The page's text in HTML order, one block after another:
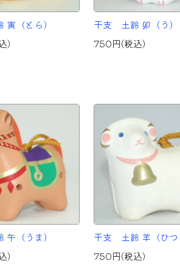
（とら）
)
干支 土鈴 卯（う）
750円(税込)
（うま）
)
干支 土鈴 羊（ひつ
750円(税込)